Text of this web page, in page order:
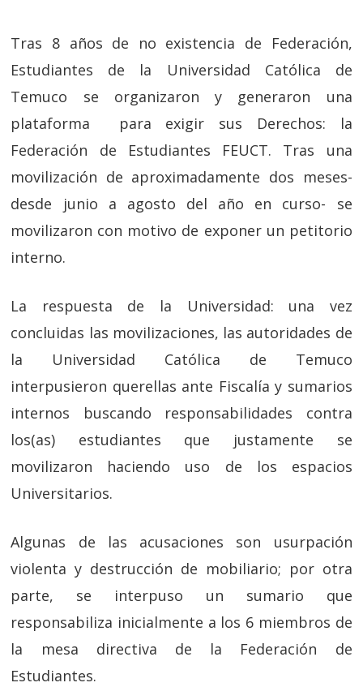
Tras 8 años de no existencia de Federación,
Estudiantes de la Universidad Católica de
Temuco se organizaron y generaron una
plataforma para exigir sus Derechos: la
Federación de Estudiantes FEUCT. Tras una
movilización de aproximadamente dos meses-
desde junio a agosto del año en curso- se
movilizaron con motivo de exponer un petitorio
interno.
La respuesta de la Universidad: una vez
concluidas las movilizaciones, las autoridades de
la Universidad Católica de Temuco
interpusieron querellas ante Fiscalía y sumarios
internos buscando responsabilidades contra
los(as) estudiantes que justamente se
movilizaron haciendo uso de los espacios
Universitarios.
Algunas de las acusaciones son usurpación
violenta y destrucción de mobiliario; por otra
parte, se interpuso un sumario que
responsabiliza inicialmente a los 6 miembros de
la mesa directiva de la Federación de
Estudiantes.